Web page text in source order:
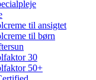
til ansigtet
til børn
30
50+